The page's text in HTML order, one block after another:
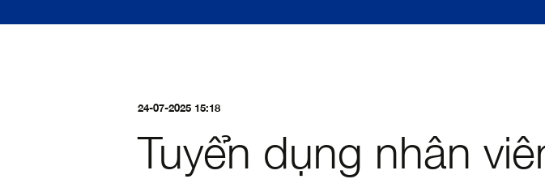
24-07-2025 15:18
Tuyển dụng nhân